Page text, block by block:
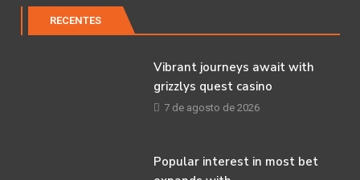
RECENTES
Vibrant journeys await with
grizzlys quest casino
7 de agosto de 2026
Popular interest in most bet